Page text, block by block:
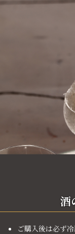
酒
ご購入後は必ず